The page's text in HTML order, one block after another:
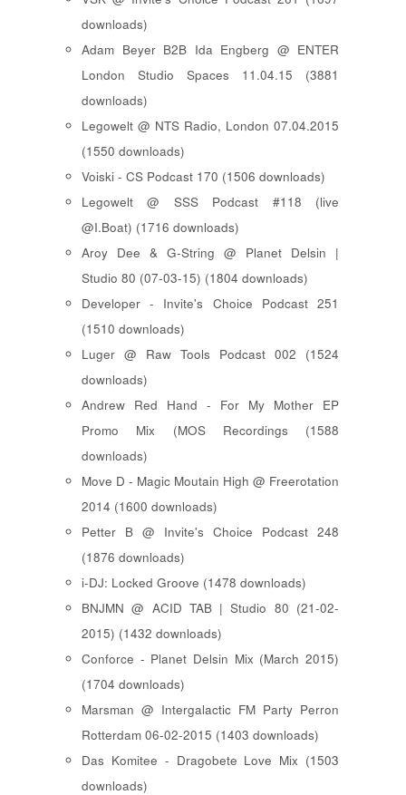
downloads)
Adam Beyer B2B Ida Engberg @ ENTER
London Studio Spaces 11.04.15 (3881
downloads)
Legowelt @ NTS Radio, London 07.04.2015
(1550 downloads)
Voiski - CS Podcast 170 (1506 downloads)
Legowelt @ SSS Podcast #118 (live
@I.Boat) (1716 downloads)
Aroy Dee & G-String @ Planet Delsin |
Studio 80 (07-03-15) (1804 downloads)
Developer - Invite's Choice Podcast 251
(1510 downloads)
Luger @ Raw Tools Podcast 002 (1524
downloads)
Andrew Red Hand - For My Mother EP
Promo Mix (MOS Recordings (1588
downloads)
Move D - Magic Moutain High @ Freerotation
2014 (1600 downloads)
Petter B @ Invite's Choice Podcast 248
(1876 downloads)
i-DJ: Locked Groove (1478 downloads)
BNJMN @ ACID TAB | Studio 80 (21-02-
2015) (1432 downloads)
Conforce - Planet Delsin Mix (March 2015)
(1704 downloads)
Marsman @ Intergalactic FM Party Perron
Rotterdam 06-02-2015 (1403 downloads)
Das Komitee - Dragobete Love Mix (1503
downloads)